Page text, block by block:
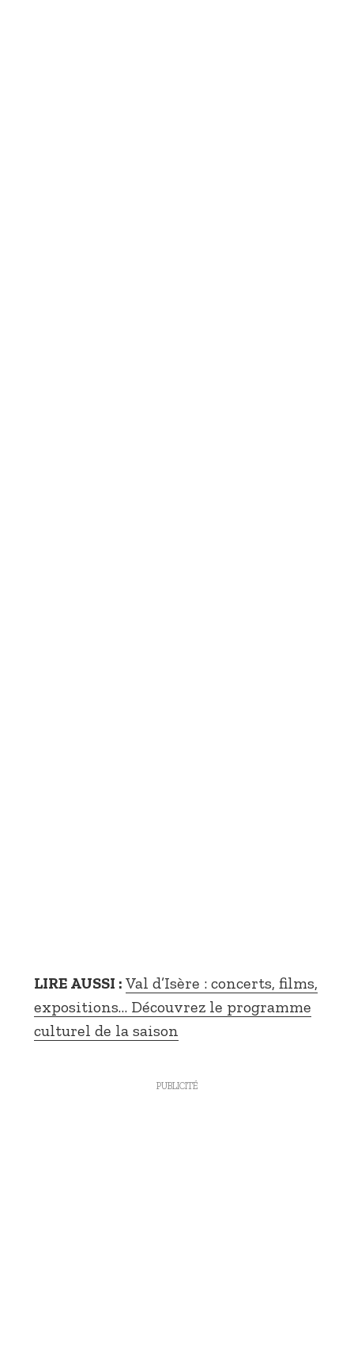
LIRE AUSSI : Val d’Isère : concerts, films,
expositions… Découvrez le programme
culturel de la saison
PUBLICITÉ